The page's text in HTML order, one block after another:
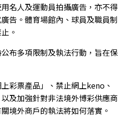
名人及運動員拍攝廣告，亦不得
告。體育場館內、球員及職員制
。
布多項限制及執法行動，旨在保
彩票產品」、禁止網上keno、
及加強針對非法境外博彩供應商
境外商戶的執法將如何落實。